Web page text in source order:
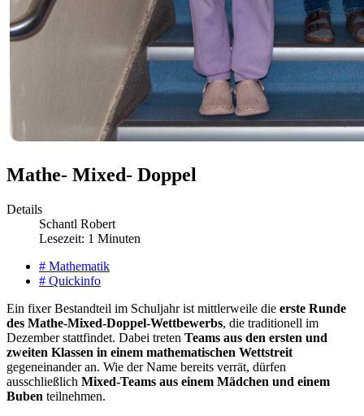
Mathe- Mixed- Doppel
Details
Schantl Robert
Lesezeit: 1 Minuten
# Mathematik
# Quickinfo
Ein fixer Bestandteil im Schuljahr ist mittlerweile die erste Runde
des Mathe-Mixed-Doppel-Wettbewerbs, die traditionell im
Dezember stattfindet. Dabei treten Teams aus den ersten und
zweiten Klassen in einem mathematischen Wettstreit
gegeneinander an. Wie der Name bereits verrät, dürfen
ausschließlich Mixed-Teams aus einem Mädchen und einem
Buben teilnehmen.